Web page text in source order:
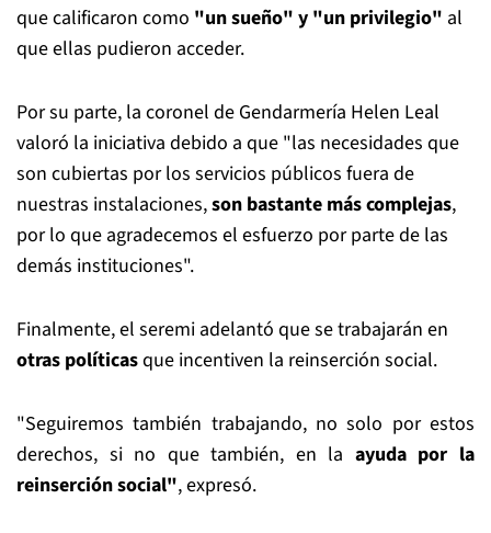
que calificaron como "un sueño" y "un privilegio" al
que ellas pudieron acceder.
Por su parte, la coronel de Gendarmería Helen Leal
valoró la iniciativa debido a que "las necesidades que
son cubiertas por los servicios públicos fuera de
nuestras instalaciones,son bastante más complejas,
por lo que agradecemos el esfuerzo por parte de las
demás instituciones".
Finalmente, el seremi adelantó que se trabajarán en
otras políticasque incentiven la reinserción social.
"Seguiremos también trabajando, no solo por estos
derechos, si no que también, en la ayuda por la
reinserción social", expresó.